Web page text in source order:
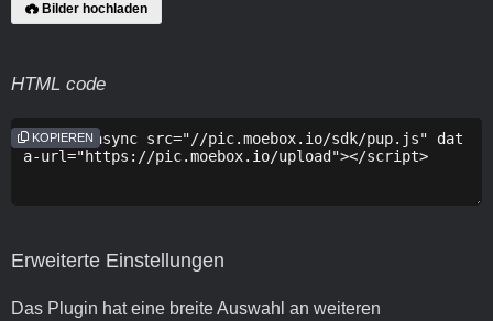
Bilder hochladen
HTML code
KOPIEREN
Erweiterte Einstellungen
Das Plugin hat eine breite Auswahl an weiteren